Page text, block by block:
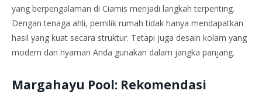
yang berpengalaman di Ciamis menjadi langkah terpenting.
Dengan tenaga ahli, pemilik rumah tidak hanya mendapatkan
hasil yang kuat secara struktur. Tetapi juga desain kolam yang
modern dan nyaman Anda gunakan dalam jangka panjang.
Margahayu Pool: Rekomendasi